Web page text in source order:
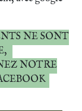
NE SONT
NOTRE